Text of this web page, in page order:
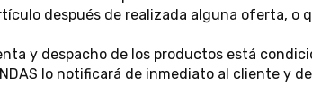
después de realizada alguna oferta, o
y despacho de los productos está
lo notificará de inmediato al cliente y